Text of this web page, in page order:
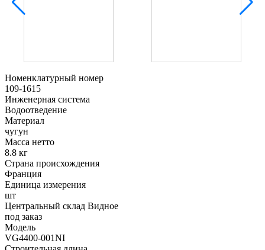
Номенклатурный номер
109-1615
Инженерная система
Водоотведение
Материал
чугун
Масса нетто
8.8 кг
Страна происхождения
Франция
Единица измерения
шт
Центральный склад Видное
под заказ
Модель
VG4400-001NI